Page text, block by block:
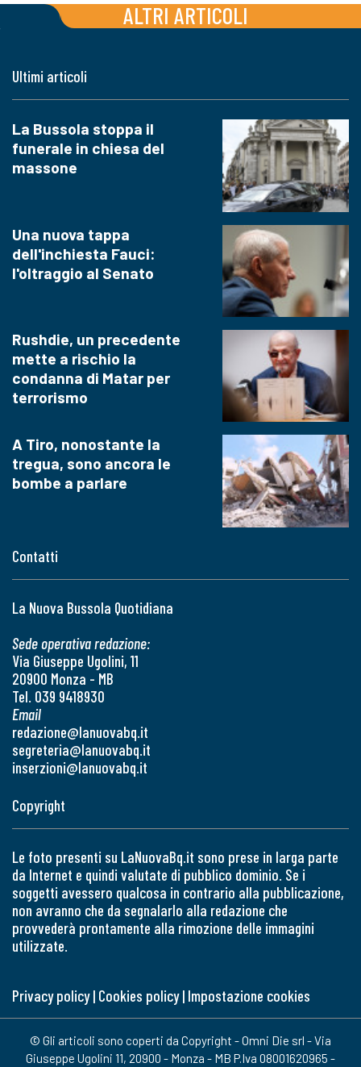
ALTRI ARTICOLI
Contatti
La Nuova Bussola Quotidiana
Sede operativa redazione:
Via Giuseppe Ugolini, 11
20900 Monza - MB
Tel. 039 9418930
Email
redazione@lanuovabq.it
segreteria@lanuovabq.it
inserzioni@lanuovabq.it
Ultimi articoli
La Bussola stoppa il
funerale in chiesa del
massone
Una nuova tappa
dell'inchiesta Fauci:
l'oltraggio al Senato
Rushdie, un precedente
mette a rischio la
condanna di Matar per
terrorismo
A Tiro, nonostante la
tregua, sono ancora le
bombe a parlare
Copyright
Le foto presenti su LaNuovaBq.it sono prese in larga parte
da Internet e quindi valutate di pubblico dominio. Se i
soggetti avessero qualcosa in contrario alla pubblicazione,
non avranno che da segnalarlo alla redazione che
provvederà prontamente alla rimozione delle immagini
utilizzate.
Privacy policy| Cookies policy| Impostazione cookies
© Gli articoli sono coperti da Copyright - Omni Die srl - Via
Giuseppe Ugolini 11, 20900 - Monza - MB P.Iva 08001620965 -